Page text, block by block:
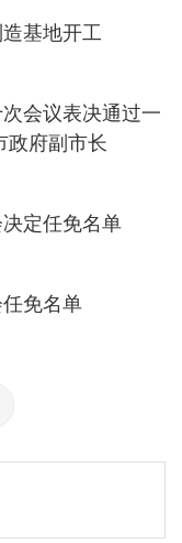
基地开工
会议表决通过一
政府副市长
定任免名单
免名单